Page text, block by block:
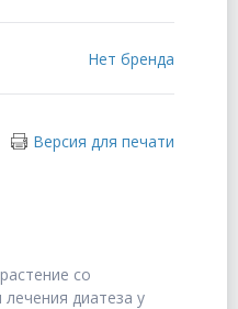
Нет бренда
Версия для печати
со
диатеза у